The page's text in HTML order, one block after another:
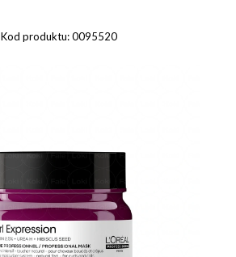
Kod produktu: 0095520